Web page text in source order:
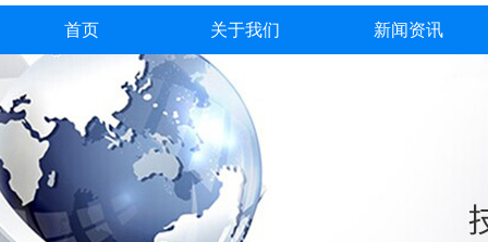
首页 关于我们 新闻资讯